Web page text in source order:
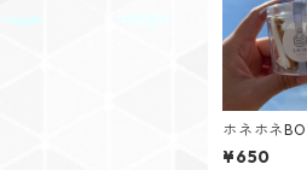
ホネホネ
¥650